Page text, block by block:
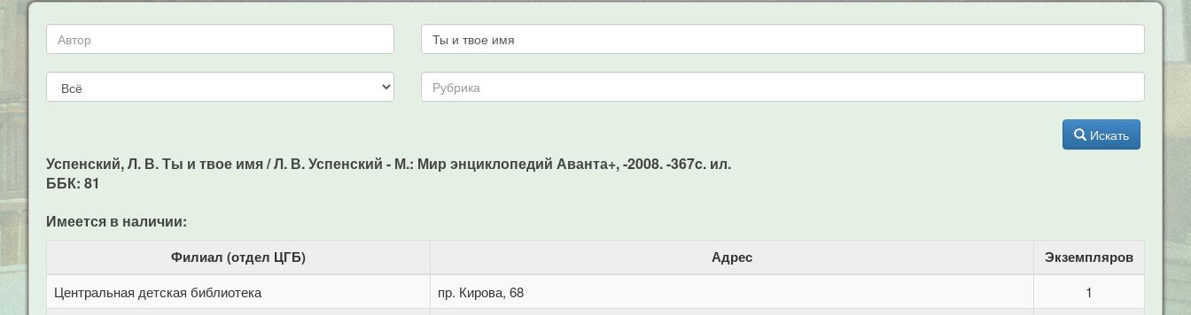
Искать
Успенский, Л. В. Ты и твое имя / Л. В. Успенский - М.: Мир энциклопедий Аванта+, -2008. -367c. ил.
ББК: 81
Имеется в наличии:
Филиал (отдел ЦГБ) Адрес Экземпляров
Центральная детская библиотека пр. Кирова, 68
1